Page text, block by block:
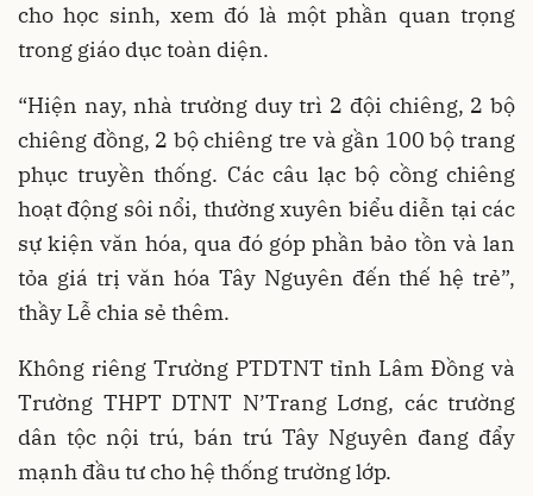
cho học sinh, xem đó là một phần quan trọng
trong giáo dục toàn diện.
“Hiện nay, nhà trường duy trì 2 đội chiêng, 2 bộ
chiêng đồng, 2 bộ chiêng tre và gần 100 bộ trang
phục truyền thống. Các câu lạc bộ cồng chiêng
hoạt động sôi nổi, thường xuyên biểu diễn tại các
sự kiện văn hóa, qua đó góp phần bảo tồn và lan
tỏa giá trị văn hóa Tây Nguyên đến thế hệ trẻ”,
thầy Lễ chia sẻ thêm.
Không riêng Trường PTDTNT tỉnh Lâm Đồng và
Trường THPT DTNT N’Trang Lơng, các trường
dân tộc nội trú, bán trú Tây Nguyên đang đẩy
mạnh đầu tư cho hệ thống trường lớp.